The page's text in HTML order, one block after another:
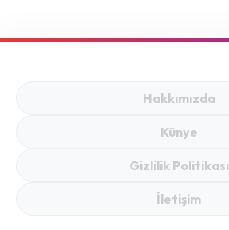
Market’te Fiyatlar
Hakkımızda
Künye
Gizlilik Politikası
İletişim